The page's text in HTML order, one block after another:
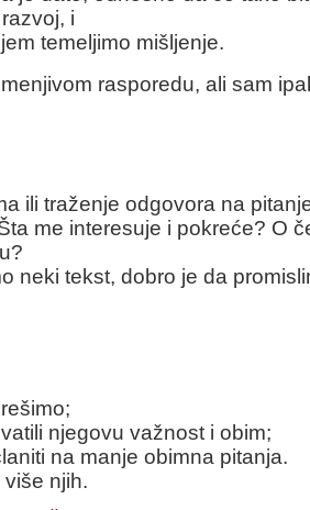
i
temeljimo mišljenje.
rasporedu, ali sam
ili traženje odgovora na
me interesuje i pokreće? O
neki tekst, dobro je da
njegovu važnost i obim;
na manje obimna pitanja.
njih.